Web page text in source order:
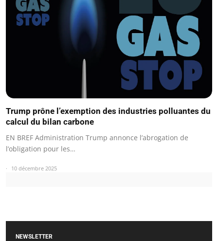
Trump prône l’exemption des industries polluantes du
calcul du bilan carbone
EN BREF Administration Trump annonce l’abrogation de
l’obligation pour les…
10 décembre 2025
NEWSLETTER